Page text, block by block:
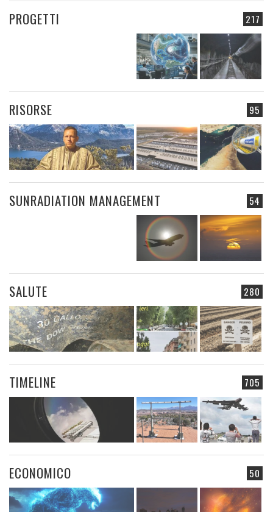
217
PROGETTI
95
RISORSE
54
SUNRADIATION MANAGEMENT
280
SALUTE
705
TIMELINE
50
ECONOMICO